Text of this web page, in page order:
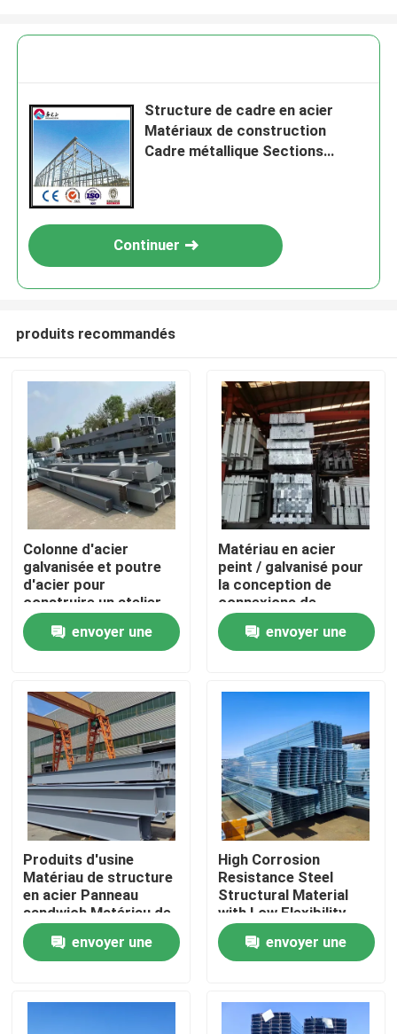
À la maison
Produits
À propos de nous
Visite de l'usine
Contrôle de la qualité
Nous contacter
Nouvelles
Les affaires
Structure de cadre en acier
Matériaux de construction
Cadre métallique Sections
Continuer
produits recommandés
Colonne d'acier
galvanisée et poutre
d'acier pour
construire un atelier
d'entrepôt d'acier
envoyer une
Matériau en acier
peint / galvanisé pour
la conception de
connexions de
boulons de toit et de
murs
envoyer une
Produits d'usine
Matériau de structure
en acier Panneau
sandwich Matériau de
construction
envoyer une
High Corrosion
Resistance Steel
Structural Material
with Low Flexibility
and High Fire
Resistanceenvoyer une